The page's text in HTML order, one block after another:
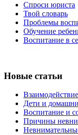
Спроси юриста
Твой словарь
Проблемы
Обучение
Воспитание в
Новые статьи
Дети и
Воспитание и
Причины